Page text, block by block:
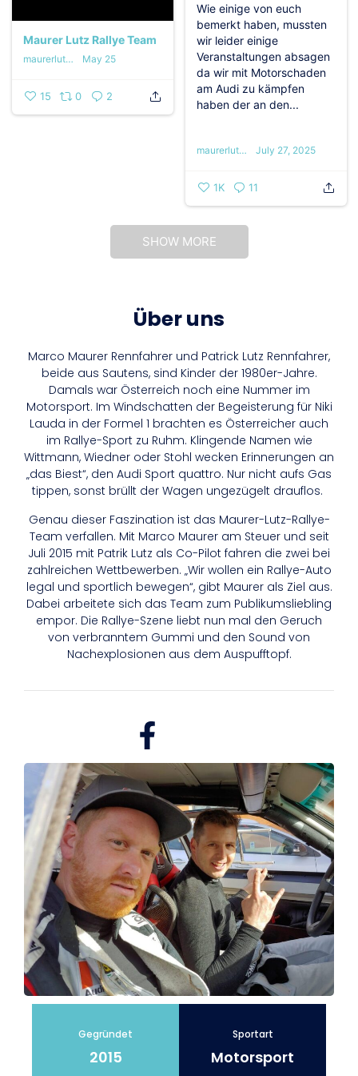
Wie einige von euch
bemerkt haben, mussten
wir leider einige
Veranstaltungen absagen
da wir mit Motorschaden
am Audi zu kämpfen
haben der an den...
maurerlutzrallyeteam July 27, 2025
1K 11
Maurer Lutz Rallye Team
maurerlutzrallyeteam May 25
15 0 2
SHOW MORE
Über uns
Marco Maurer Rennfahrer und Patrick Lutz Rennfahrer,
beide aus Sautens, sind Kinder der 1980er-Jahre.
Damals war Österreich noch eine Nummer im
Motorsport. Im Windschatten der Begeisterung für Niki
Lauda in der Formel 1 brachten es Österreicher auch
im Rallye-Sport zu Ruhm. Klingende Namen wie
Wittmann, Wiedner oder Stohl wecken Erinnerungen an
„das Biest“, den Audi Sport quattro. Nur nicht aufs Gas
tippen, sonst brüllt der Wagen ungezügelt drauflos.
Genau dieser Faszination ist das Maurer-Lutz-Rallye-
Team verfallen. Mit Marco Maurer am Steuer und seit
Juli 2015 mit Patrik Lutz als Co-Pilot fahren die zwei bei
zahlreichen Wettbewerben. „Wir wollen ein Rallye-Auto
legal und sportlich bewegen“, gibt Maurer als Ziel aus.
Dabei arbeitete sich das Team zum Publikumsliebling
empor. Die Rallye-Szene liebt nun mal den Geruch
von verbranntem Gummi und den Sound von
Nachexplosionen aus dem Auspufftopf.
Gegründet
2015
Sportart
Motorsport